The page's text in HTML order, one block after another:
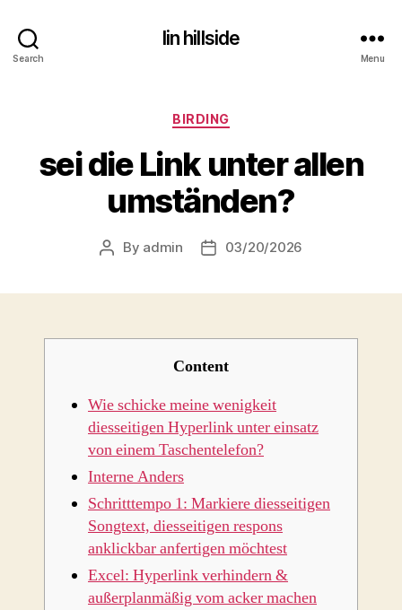
Search
lin hillside
Menu
Categories
BIRDING
sei die Link unter allen
umständen?
Post
By admin
Post03/20/2026
Content
Wie schicke meine wenigkeit
diesseitigen Hyperlink unter einsatz
von einem Taschentelefon?
Interne Anders
Schritttempo 1: Markiere diesseitigen
Songtext, diesseitigen respons
anklickbar anfertigen möchtest
Excel: Hyperlink verhindern &
außerplanmäßig vom acker machen